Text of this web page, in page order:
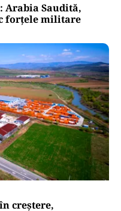
Arabia Saudită,
forțele militare
creștere,